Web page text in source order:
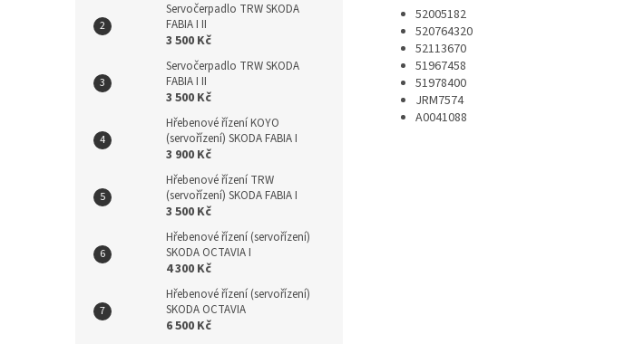
Servočerpadlo TRW SKODA
FABIA I II
3 500 Kč
Servočerpadlo TRW SKODA
FABIA I II
3 500 Kč
Hřebenové řízení KOYO
(servořízení) SKODA FABIA I
3 900 Kč
Hřebenové řízení TRW
(servořízení) SKODA FABIA I
3 500 Kč
Hřebenové řízení (servořízení)
SKODA OCTAVIA I
4 300 Kč
Hřebenové řízení (servořízení)
SKODA OCTAVIA
6 500 Kč
52005182
520764320
52113670
51967458
51978400
JRM7574
A0041088